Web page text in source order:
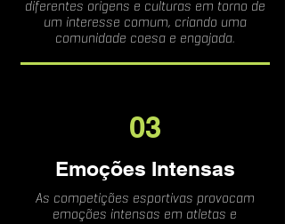
diferentes origens e culturas em torno de
um interesse comum, criando uma
comunidade coesa e engajada.
03
Emoções Intensas
As competições esportivas provocam
emoções intensas em atletas e